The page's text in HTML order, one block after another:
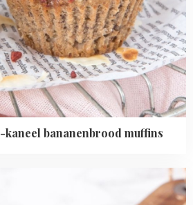
bananenbrood muffins